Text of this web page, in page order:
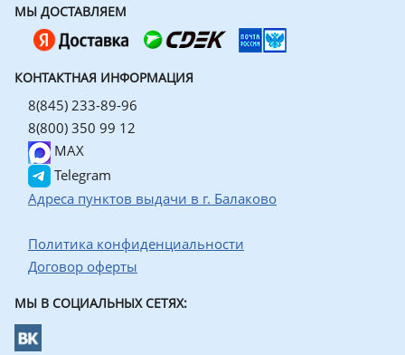
МЫ ДОСТАВЛЯЕМ
КОНТАКТНАЯ ИНФОРМАЦИЯ
8(845) 233-89-96
8(800) 350 99 12
MAX
Telegram
Адреса пунктов выдачи в г. Балаково
Политика конфиденциальности
Договор оферты
МЫ В СОЦИАЛЬНЫХ СЕТЯХ: